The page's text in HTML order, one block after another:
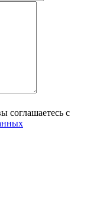
соглашаетесь с